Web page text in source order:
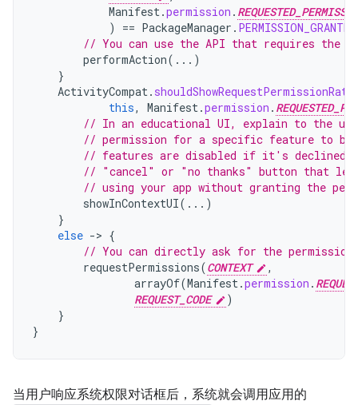
Manifest.permission .
)
== PackageManager . PERMISSION_GRANTED
// You can use the API that requires the
performAction(...)
}
ActivityCompat.
this, Manifest.permission .
// In an educational UI, explain to the
// permission for a specific feature to
// features are disabled if it's
// "cancel" or "no thanks" button that
// using your app without granting the
showInContextUI(...)
}
else -> {
// You can directly ask for the
requestPermissions(CONTEXT
,
arrayOf(Manifest.permission .
REQUEST_CODE
)
}
}
当用户响应系统权限对话框后，系统就会调用应用的